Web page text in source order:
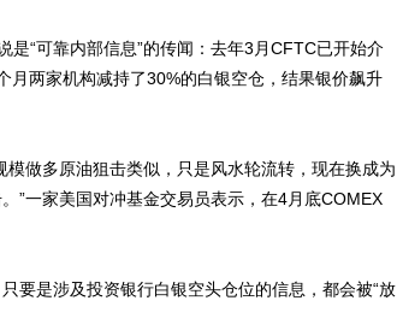
“可靠内部信息”的传闻：去年3月CFTC已开始介
月两家机构减持了30%的白银空仓，结果银价飙升
做多原油狙击类似，只是风水轮流转，现在换成为
”一家美国对冲基金交易员表示，在4月底COMEX
是涉及投资银行白银空头仓位的信息，都会被“放